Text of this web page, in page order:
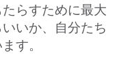
らすために最大
いか、自分たち
す。